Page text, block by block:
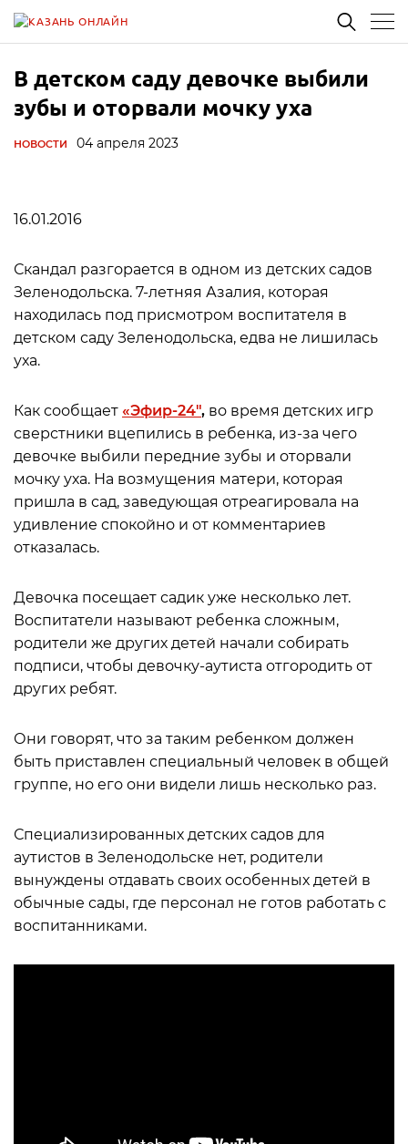
В детском саду девочке выбили
зубы и оторвали мочку уха
НОВОСТИ 04 апреля 2023
16.01.2016
Скандал разгорается в одном из детских садов
Зеленодольска. 7-летняя Азалия, которая
находилась под присмотром воспитателя в
детском саду Зеленодольска, едва не лишилась
уха.
Как сообщает «Эфир-24″, во время детских игр
сверстники вцепились в ребенка, из-за чего
девочке выбили передние зубы и оторвали
мочку уха. На возмущения матери, которая
пришла в сад, заведующая отреагировала на
удивление спокойно и от комментариев
отказалась.
Девочка посещает садик уже несколько лет.
Воспитатели называют ребенка сложным,
родители же других детей начали собирать
подписи, чтобы девочку-аутиста отгородить от
других ребят.
Они говорят, что за таким ребенком должен
быть приставлен специальный человек в общей
группе, но его они видели лишь несколько раз.
Специализированных детских садов для
аутистов в Зеленодольске нет, родители
вынуждены отдавать своих особенных детей в
обычные сады, где персонал не готов работать с
воспитанниками.